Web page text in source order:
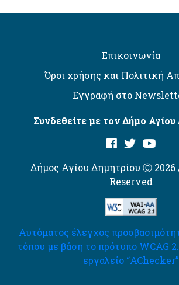
Επικοινωνία
Όροι χρήσης και Πολιτική
Εγγραφή στο
Συνδεθείτε με τον Δήμο Αγίου
Δήμος Αγίου Δημητρίου Ⓒ
Reserved
Αυτόματος έλεγχος
τόπου με βάση το πρότυπο WCAG
εργαλείο “AChecker”